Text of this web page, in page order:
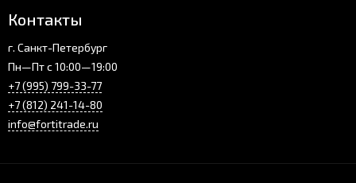
Контакты
г. Санкт-Петербург
Пн—Пт с 10:00—19:00
+7 (995) 799-33-77
+7 (812) 241-14-80
info@fortitrade.ru